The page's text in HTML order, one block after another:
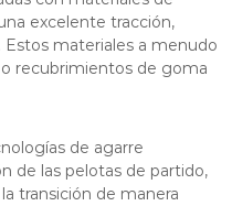
excelente tracción,
materiales a menudo
recubrimientos de goma
de agarre
de las pelotas de partido,
transición de manera